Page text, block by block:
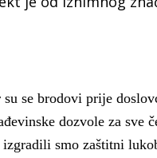
se brodovi prije
dozvole za sve
smo zaštitni
Šibenik